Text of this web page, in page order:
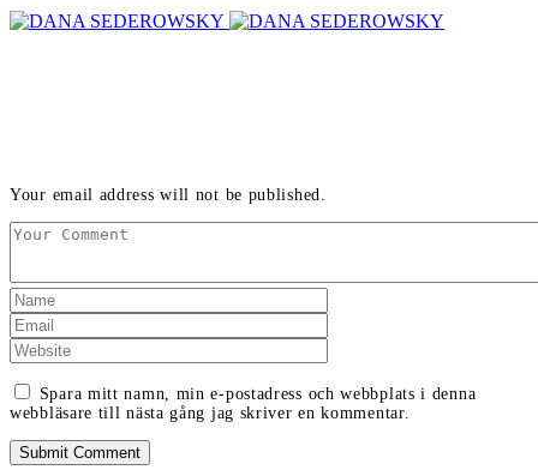
Your email address will not be published.
Spara mitt namn, min e-postadress och webbplats i denna
webbläsare till nästa gång jag skriver en kommentar.